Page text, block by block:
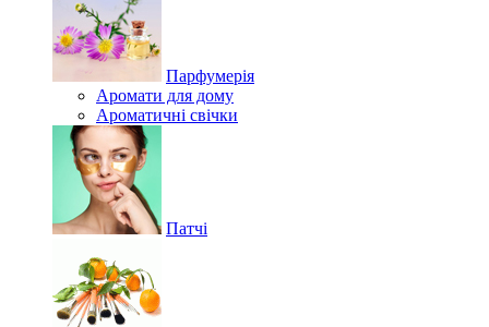
Парфумерія
Аромати для дому
Ароматичні свічки
Патчі